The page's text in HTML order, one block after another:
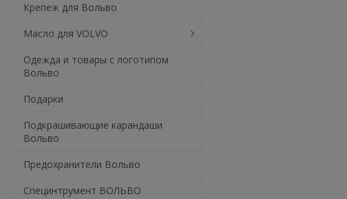
Крепеж для Вольво
Масло для VOLVO
Одежда и товары с логотипом
Вольво
Подарки
Подкрашивающие карандаши
Вольво
Предохранители Вольво
Специнтрумент ВОЛЬВО